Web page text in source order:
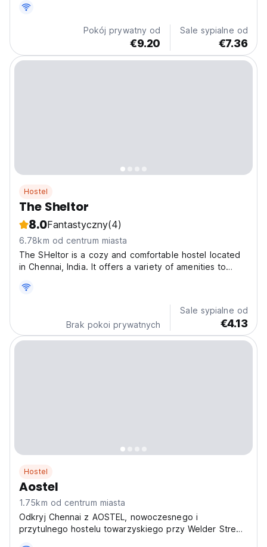
tarasie jest restauracja.
Pokój prywatny od
€9.20
Sale sypialne od
€7.36
Hostel
The Sheltor
8.0Fantastyczny(4)
6.78km od centrum miasta
The SHeltor is a cozy and comfortable hostel located
in Chennai, India. It offers a variety of amenities to
shared lounge, and a garden. The hostel is also
conveniently located near many popular attractions,...
Brak pokoi prywatnych
Sale sypialne od
€4.13
Hostel
Aostel
1.75km od centrum miasta
Odkryj Chennai z AOSTEL, nowoczesnego i
przytulnego hostelu towarzyskiego przy Welder Street.